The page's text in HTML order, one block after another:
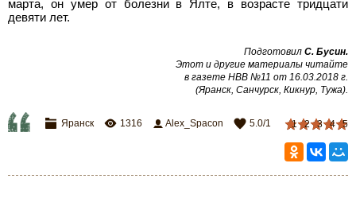
марта, он умер от болезни в Ялте, в возрасте тридцати
девяти лет.
Подготовил С. Бусин.
Этот и другие материалы читайте
в газете НВВ №11 от 16.03.2018 г.
(Яранск, Санчурск, Кикнур, Тужа).
1 2 3 4 5
Яранск 1316 Alex_Spacon 5.0/1